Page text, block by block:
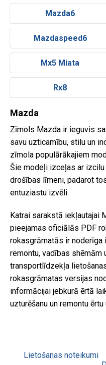
Mazda6
Mazdaspeed6
Mx5 Miata
Rx8
Mazda
Zīmols Mazda ir ieguvis
savu uzticamību, stilu un
zīmola populārākajiem
Šie modeļi izceļas ar
drošības līmeni, padarot
entuziastu izvēli.
Katrai sarakstā iekļautajai
pieejamas oficiālās PDF
rokasgrāmatās ir noderīga
remontu, vadības shēmām
transportlīdzekļa
rokasgrāmatas versijas
informācijai jebkurā ērtā
uzturēšanu un remontu ērtu
Lietošanas noteikumi